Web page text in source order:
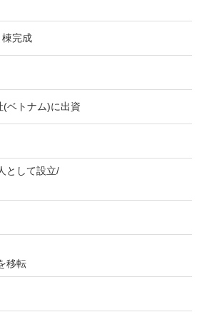
完成
ベトナム)に出資
として設立/
移転